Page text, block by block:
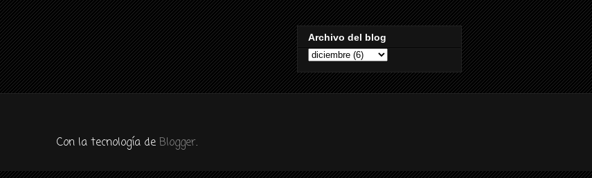
Archivo del blog
Con la tecnología de Blogger.